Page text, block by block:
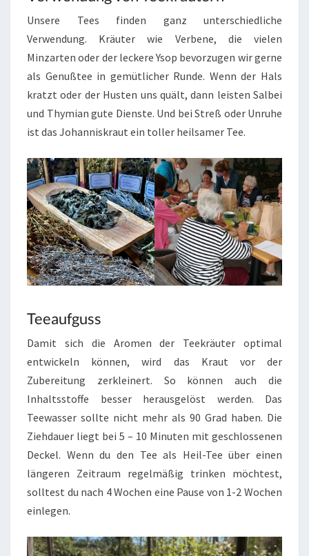
Unsere Tees finden ganz unterschiedliche
Verwendung. Kräuter wie Verbene, die vielen
Minzarten oder der leckere Ysop bevorzugen wir gerne
als Genußtee in gemütlicher Runde. Wenn der Hals
kratzt oder der Husten uns quält, dann leisten Salbei
und Thymian gute Dienste. Und bei Streß oder Unruhe
ist das Johanniskraut ein toller heilsamer Tee.
Teeaufguss
Damit sich die Aromen der Teekräuter optimal
entwickeln können, wird das Kraut vor der
Zubereitung zerkleinert. So können auch die
Inhaltsstoffe besser herausgelöst werden. Das
Teewasser sollte nicht mehr als 90 Grad haben. Die
Ziehdauer liegt bei 5 – 10 Minuten mit geschlossenen
Deckel. Wenn du den Tee als Heil-Tee über einen
längeren Zeitraum regelmäßig trinken möchtest,
solltest du nach 4 Wochen eine Pause von 1-2 Wochen
einlegen.